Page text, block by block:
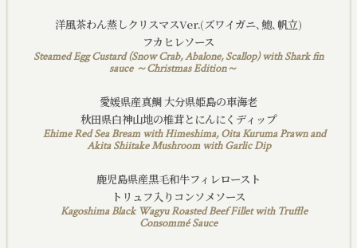
洋風茶わん蒸しクリスマスVer.(ズワイガニ､鮑､帆立)
フカヒレソース
Steamed Egg Custard (Snow Crab, Abalone, Scallop) with Shark fin
sauce ～Christmas Edition～
愛媛県産真鯛 大分県姫島の車海老
秋田県白神山地の椎茸とにんにくディップ
Ehime Red Sea Bream with Himeshima, Oita Kuruma Prawn and
Akita Shiitake Mushroom with Garlic Dip
鹿児島県産黒毛和牛フィレロースト
トリュフ入りコンソメソース
Kagoshima Black Wagyu Roasted Beef Fillet with Truffle
Consommé Sauce